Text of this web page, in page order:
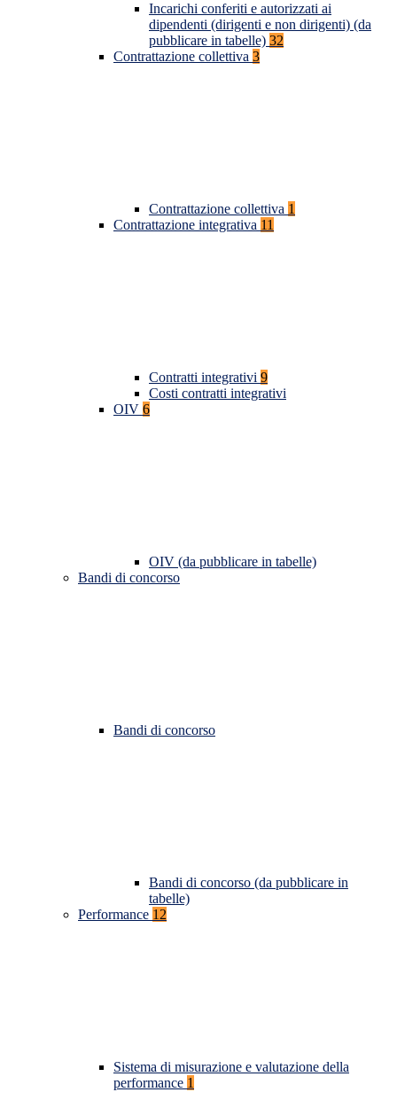
Incarichi conferiti e autorizzati ai
dipendenti (dirigenti e non dirigenti) (da
pubblicare in tabelle) 32
Contrattazione collettiva 3
Contrattazione collettiva 1
Contrattazione integrativa 11
Contratti integrativi 9
Costi contratti integrativi
OIV 6
OIV (da pubblicare in tabelle)
Bandi di concorso
Bandi di concorso
Bandi di concorso (da pubblicare in
tabelle)
Performance 12
Sistema di misurazione e valutazione della
performance 1